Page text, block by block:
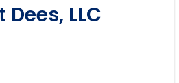
LLC